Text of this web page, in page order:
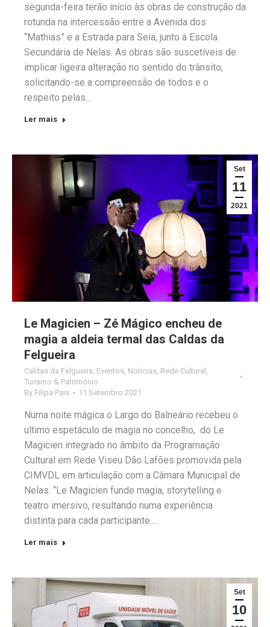
segunda-feira terão início às obras de construção da
rotunda na intercessão entre a Avenida dos
“Mathias” e a Estrada para Seia, junto à Escola
Secundária de Nelas. As obras são suscetíveis de
implicar ligeira alteração no sentido do trânsito,
solicitando-se a compreensão de todos e o
respeito pelas…
Ler mais
Set
11
2021
Le Magicien – Zé Mágico encheu de
magia a aldeia termal das Caldas da
Felgueira
Caldas da Felgueira Eventos Notícias Rede Cultural
Turismo & Património
By Filipa Pais 11 Setembro 2021
Numa noite mágica o Largo do Balneário recebeu o
ultimo espetáculo de magia no concelho, do Le
Magicien integrado no âmbito da Programação
Cultural em Rede Viseu Dão Lafões promovida pela
CIMVDL em articulação com a Câmara Municipal de
Nelas. “Le Magicien funde magia, storytelling e
teatro imersivo, resultando numa experiência
distinta para cada participante.…
Ler mais
Set
10